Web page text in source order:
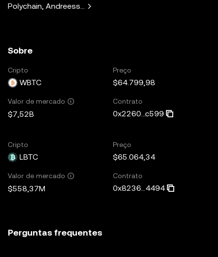
Polychain, Andreessen Horowitz, Paradigm, Variant Fund,
Sobre
Cripto
WBTC
Preço
$64.799,98
Valor de mercado
$7,52B
Contrato
0x2260...c599
Cripto
LBTC
Preço
$65.064,34
Valor de mercado
$558,37M
Contrato
0x8236...4494
Perguntas frequentes